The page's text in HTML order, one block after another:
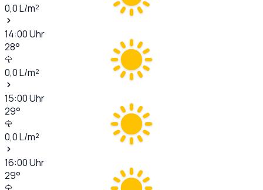
0,0L/m²
14:00Uhr
28°
0,0L/m²
15:00Uhr
29°
0,0L/m²
16:00Uhr
29°